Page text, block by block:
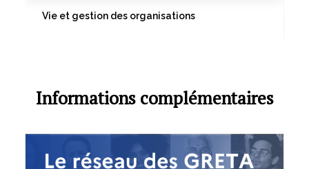
Vie et gestion des organisations
Informations complémentaires